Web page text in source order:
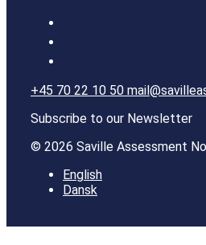
+45 70 22 10 50
Subscribe to our Newsletter
© 2026 Saville Assessment
English
Dansk